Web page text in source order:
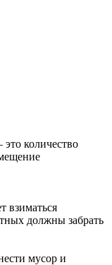
количество
взиматься
должны забрать
мусор и